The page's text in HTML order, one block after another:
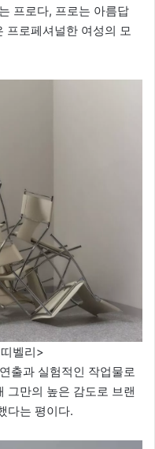
프로다, 프로는 아름답
프로페셔널한 여성의 모
벨리>
출과 실험적인 작업물로
그만의 높은 감도로 브랜
다는 평이다.